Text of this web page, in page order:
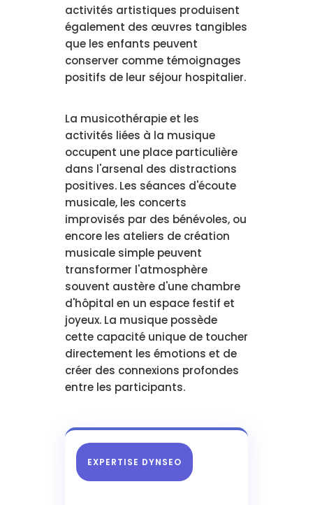
activités artistiques produisent
également des œuvres tangibles
que les enfants peuvent
conserver comme témoignages
positifs de leur séjour hospitalier.
La musicothérapie et les
activités liées à la musique
occupent une place particulière
dans l'arsenal des distractions
positives. Les séances d'écoute
musicale, les concerts
improvisés par des bénévoles, ou
encore les ateliers de création
musicale simple peuvent
transformer l'atmosphère
souvent austère d'une chambre
d'hôpital en un espace festif et
joyeux. La musique possède
cette capacité unique de toucher
directement les émotions et de
créer des connexions profondes
entre les participants.
EXPERTISE DYNSEO